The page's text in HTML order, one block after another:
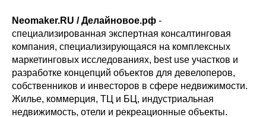
Neomaker.RU / Делайновое.рф -
специализированная экспертная консалтинговая
компания, специализирующаяся на комплексных
маркетинговых исследованиях, best use участков и
разработке концепций объектов для девелоперов,
собственников и инвесторов в сфере недвижимости.
Жилье, коммерция, ТЦ и БЦ, индустриальная
недвижимость, отели и рекреационные объекты.